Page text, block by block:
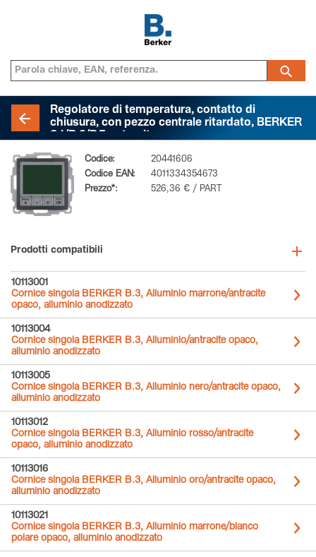
Regolatore di temperatura, contatto di
chiusura, con pezzo centrale ritardato, BERKER
Codice:
20441606
Codice EAN:
4011334354673
Prezzo*:
526,36 € / PART
Prodotti compatibili
10113001
Cornice singola BERKER B.3, Alluminio marrone/antracite
opaco, alluminio anodizzato
10113004
Cornice singola BERKER B.3, Alluminio/antracite opaco,
alluminio anodizzato
10113005
Cornice singola BERKER B.3, Alluminio nero/antracite opaco,
alluminio anodizzato
10113012
Cornice singola BERKER B.3, Alluminio rosso/antracite
opaco, alluminio anodizzato
10113016
Cornice singola BERKER B.3, Alluminio oro/antracite opaco,
alluminio anodizzato
10113021
Cornice singola BERKER B.3, Alluminio marrone/bianco
polare opaco, alluminio anodizzato